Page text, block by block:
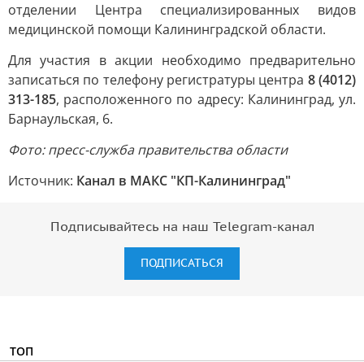
отделении Центра специализированных видов
медицинской помощи Калининградской области.
Для участия в акции необходимо предварительно
записаться по телефону регистратуры центра 8 (4012)
313-185, расположенного по адресу: Калининград, ул.
Барнаульская, 6.
Фото: пресс-служба правительства области
Источник: Канал в МАКС "КП-Калининград"
Подписывайтесь на наш Telegram-канал
ПОДПИСАТЬСЯ
ТОП